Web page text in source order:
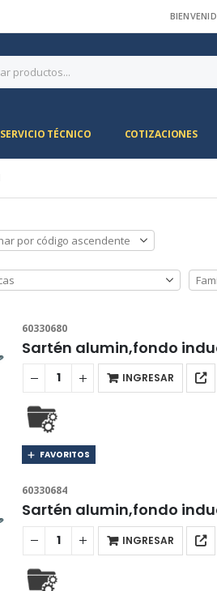
SERVICIO TÉCNICO COTIZACIONES
60330680
Sartén alumin,fondo
INGRESAR
FAVORITOS
60330684
Sartén alumin,fondo
INGRESAR